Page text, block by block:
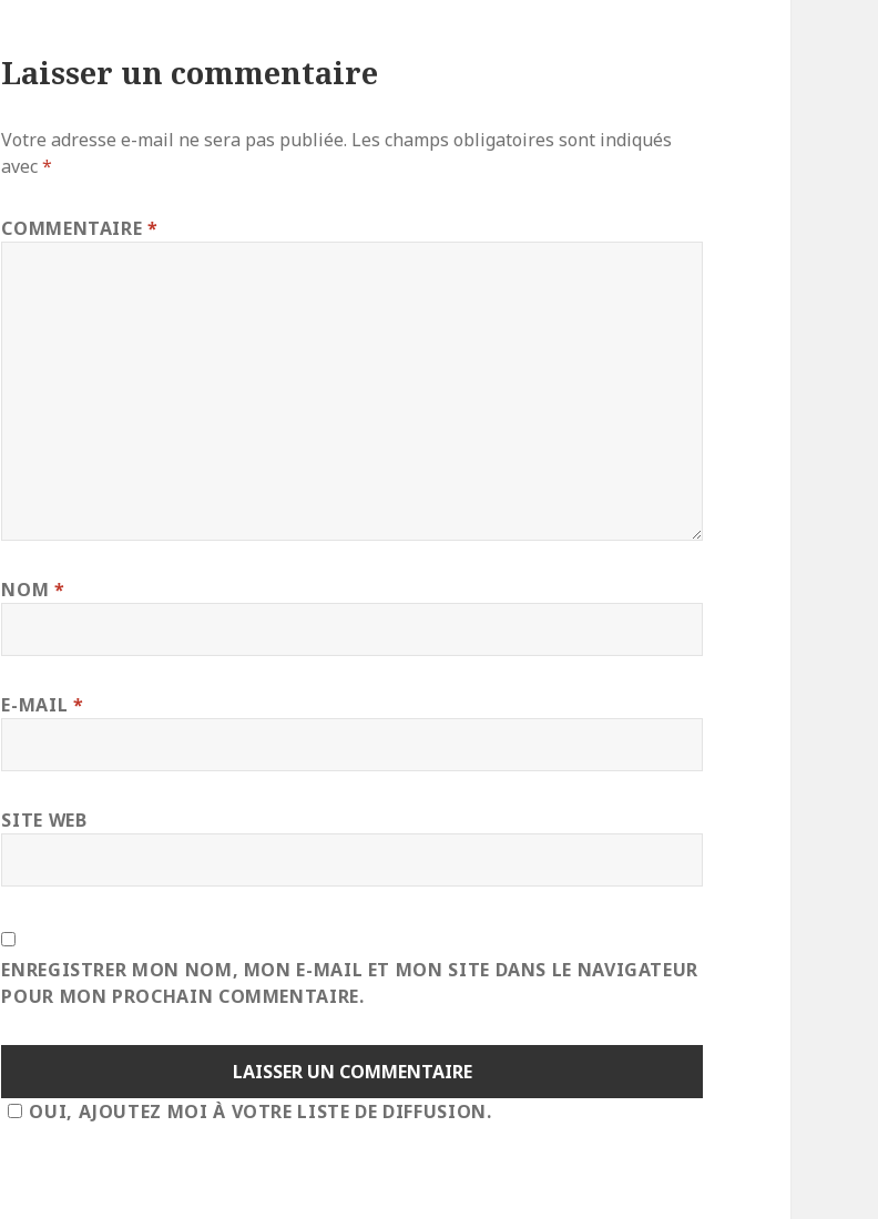
Laisser un commentaire
Votre adresse e-mail ne sera pas publiée. Les champs obligatoires sont indiqués
avec*
COMMENTAIRE*
NOM *
E-MAIL *
SITE WEB
ENREGISTRER MON NOM, MON E-MAIL ET MON SITE DANS LE NAVIGATEUR
POUR MON PROCHAIN COMMENTAIRE.
OUI, AJOUTEZ MOI À VOTRE LISTE DE DIFFUSION.